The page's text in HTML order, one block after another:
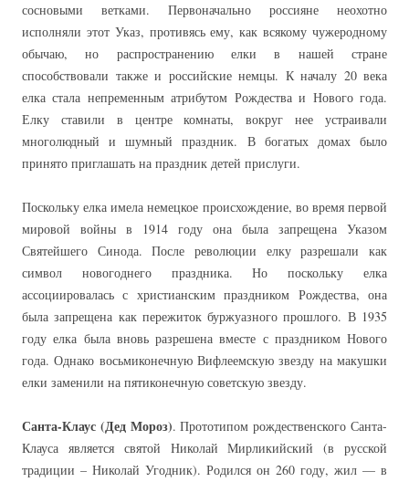
сосновыми ветками. Первоначально россияне неохотно
исполняли этот Указ, противясь ему, как всякому чужеродному
обычаю, но распространению елки в нашей стране
способствовали также и российские немцы. К началу 20 века
елка стала непременным атрибутом Рождества и Нового года.
Елку ставили в центре комнаты, вокруг нее устраивали
многолюдный и шумный праздник. В богатых домах было
принято приглашать на праздник детей прислуги.
Поскольку елка имела немецкое происхождение, во время первой
мировой войны в 1914 году она была запрещена Указом
Святейшего Синода. После революции елку разрешали как
символ новогоднего праздника. Но поскольку елка
ассоциировалась с христианским праздником Рождества, она
была запрещена как пережиток буржуазного прошлого. В 1935
году елка была вновь разрешена вместе с праздником Нового
года. Однако восьмиконечную Вифлеемскую звезду на макушки
елки заменили на пятиконечную советскую звезду.
Санта-Клаус (Дед Мороз). Прототипом рождественского Санта-
Клауса является святой Николай Мирликийский (в русской
традиции – Николай Угодник). Родился он 260 году, жил — в